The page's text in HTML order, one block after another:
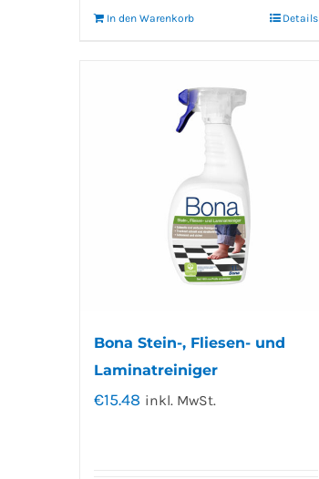
In den Warenkorb Details
Bona Stein-, Fliesen- und
Laminatreiniger
€15.48 inkl. MwSt.